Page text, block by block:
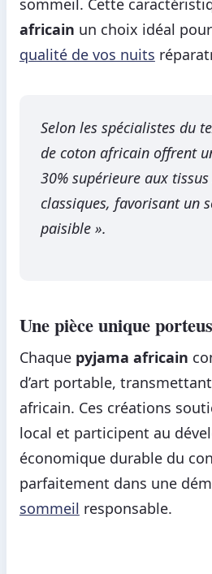
sommeil. Cette
africain un choix idéal
qualité de vos nuits
Selon les spécialistes du
de coton africain offrent
30% supérieure aux
classiques, favorisant un
paisible ».
Une pièce unique
Chaque pyjama africain
d’art portable,
africain. Ces créations
local et participent au
économique durable du
parfaitement dans une
sommeil responsable.